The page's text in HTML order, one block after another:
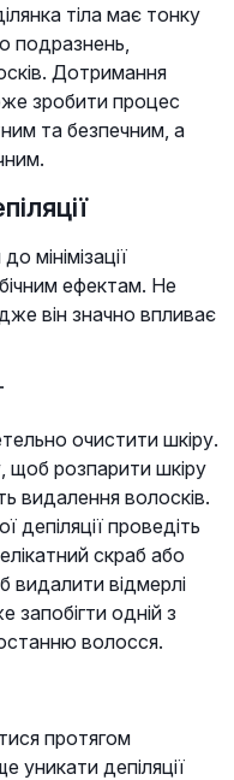
тіла має тонку
подразнень,
Дотримання
зробити процес
та безпечним, а
мінімізації
ефектам. Не
він значно впливає
очистити шкіру.
щоб розпарити шкіру
видалення волосків.
проведіть
скраб або
видалити відмерлі
запобігти одній з
волосся.
протягом
уникати депіляції